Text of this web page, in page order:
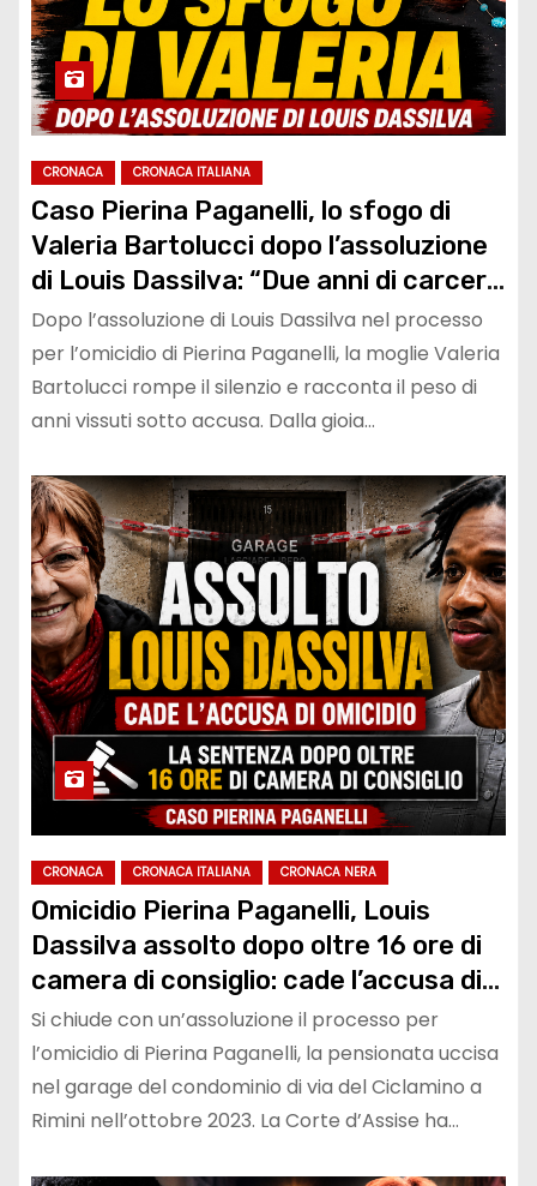
CRONACA CRONACA ITALIANA
Caso Pierina Paganelli, lo sfogo di
Valeria Bartolucci dopo l’assoluzione
di Louis Dassilva: “Due anni di carcere
ingiusti, ora abbiamo ritrovato fiducia
nella giustizia”
Dopo l’assoluzione di Louis Dassilva nel processo
per l’omicidio di Pierina Paganelli, la moglie Valeria
Bartolucci rompe il silenzio e racconta il peso di
anni vissuti sotto accusa. Dalla gioia…
CRONACA CRONACA ITALIANA CRONACA NERA
Omicidio Pierina Paganelli, Louis
Dassilva assolto dopo oltre 16 ore di
camera di consiglio: cade l’accusa di
omicidio
Si chiude con un’assoluzione il processo per
l’omicidio di Pierina Paganelli, la pensionata uccisa
nel garage del condominio di via del Ciclamino a
Rimini nell’ottobre 2023. La Corte d’Assise ha…